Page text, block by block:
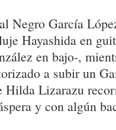
Negro García
Hayashida en
en bajo-,
a subir un
Hilda Lizarazu
y con algún